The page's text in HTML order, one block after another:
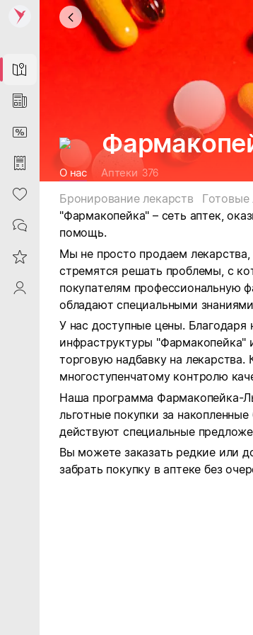
Map
News
DiscountCard
Purchases
Heart
Contacts
Reviews
ProfileSaby
О нас Аптеки 376
Бронирование лекарств Готовые
"Фармакопейка" – сеть аптек,
помощь.
Мы не просто продаем
стремятся решать проблемы, с
покупателям
обладают специальными
У нас доступные цены. Благодаря
инфраструктуры "Фармакопейка"
торговую надбавку на лекарства.
многоступенчатому контролю
Наша программа Фармакопейка-
льготные покупки за
действуют специальные
Вы можете заказать редкие или
забрать покупку в аптеке без